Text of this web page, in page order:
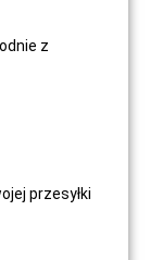
z
przesyłki